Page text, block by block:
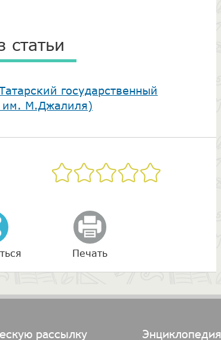
статьи
государственный
им. М.Джалиля)
Печать
Энциклопедия
рассылку